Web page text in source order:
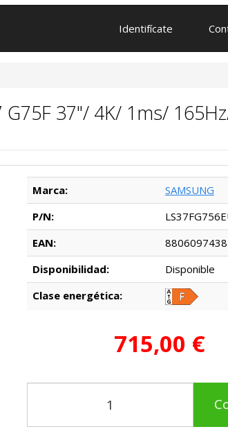
Identifícate
37"/ 4K/ 1ms/
Marca:
SAMSUNG
P/N:
EAN:
Disponibilidad:
Disponible
Clase energética:
715,00 €